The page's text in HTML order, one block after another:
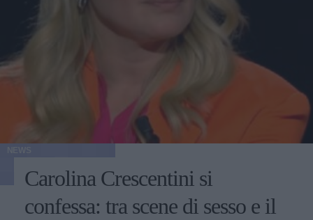
Carolina Crescentini si
confessa: tra scene di sesso e il